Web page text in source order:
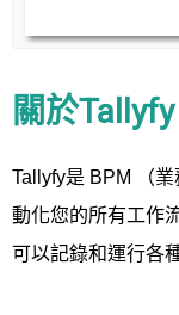
關於Tallyfy
Tallyfy是 BPM （
動化您的所有工作
可以記錄和運行各